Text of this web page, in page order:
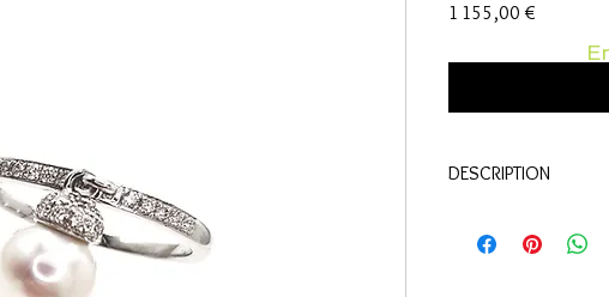
1 155,00 €
DESCRIPTION
Qualité:
Or blanc 18